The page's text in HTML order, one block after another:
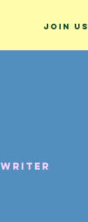
Join Us
Writer